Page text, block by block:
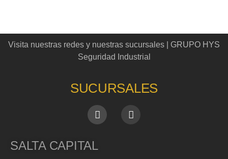
Visita nuestras redes y nuestras sucursales | GRUPO HYS
Seguridad Industrial
SUCURSALES
SALTA CAPITAL